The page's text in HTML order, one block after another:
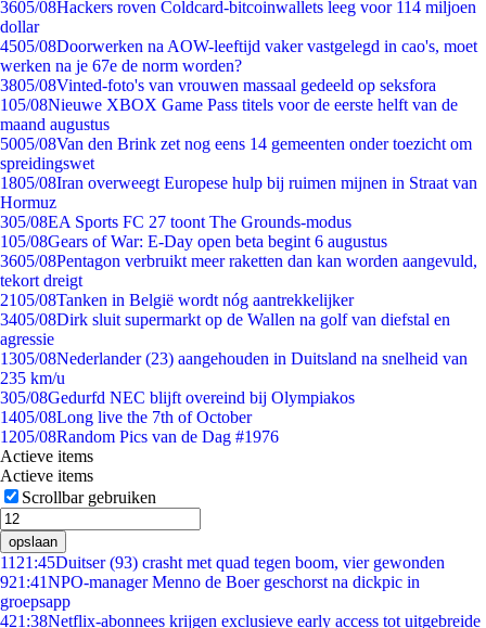
3605/08Hackers roven Coldcard-bitcoinwallets leeg voor 114 miljoen
dollar
4505/08Doorwerken na AOW-leeftijd vaker vastgelegd in cao's, moet
werken na je 67e de norm worden?
3805/08Vinted-foto's van vrouwen massaal gedeeld op seksfora
105/08Nieuwe XBOX Game Pass titels voor de eerste helft van de
maand augustus
5005/08Van den Brink zet nog eens 14 gemeenten onder toezicht om
spreidingswet
1805/08Iran overweegt Europese hulp bij ruimen mijnen in Straat van
Hormuz
305/08EA Sports FC 27 toont The Grounds-modus
105/08Gears of War: E-Day open beta begint 6 augustus
3605/08Pentagon verbruikt meer raketten dan kan worden aangevuld,
tekort dreigt
2105/08Tanken in België wordt nóg aantrekkelijker
3405/08Dirk sluit supermarkt op de Wallen na golf van diefstal en
agressie
1305/08Nederlander (23) aangehouden in Duitsland na snelheid van
235 km/u
305/08Gedurfd NEC blijft overeind bij Olympiakos
1405/08Long live the 7th of October
1205/08Random Pics van de Dag #1976
Actieve items
Actieve items
Scrollbar gebruiken
opslaan
11 21:45Duitser (93) crasht met quad tegen boom, vier gewonden
921:41NPO-manager Menno de Boer geschorst na dickpic in
groepsapp
421:38Netflix-abonnees krijgen exclusieve early access tot uitgebreide